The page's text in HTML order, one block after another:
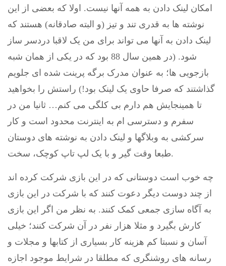
امکان لینک دادن به همه آنها نیست. اولا که بعضی از این
نوشته ها به قدری تند و تیز (و البته صادقانه) هستند که
لینک دادن به آنها می تواند برای من یک لاقبا دردسر ساز
شود. (در همین سال 88 بود که در یکی از همان شبه
بازجویی ها؛ به عنوان مدرک برگه پرینت شده ای جلویم
گذاشتند که صرفا حاوی یک لینک بود!) راستش را بخواهید
تا همینجایش هم دارم بی کلگی می کنم… ثانیا من در
سفرم و دسترسی ام به اینترنت محدود است و کار
سرکشی به وبلاگها و لینک دادن به نوشته های دوستان
طبعا وقت گیر و با یک لپ تاپ کوچک، سخت.
چه خوب است دوستانی که در این بازی شرکت کرده اند
از چند دوست دیگر دعوت کنند که با شرکت در این بازی
به آگاه سازی جمعی کمک کنند. به نظر من اگر این بازی
کارش بگیرد و مثلا هزار نفر در آن شرکت کنند؛ خیلی
آسان و نسبتا کم هزینه کار بسیاری از کتابها و مجلات و
رسانه های روشنگری که مطلقا در شرایط موجود اجازه